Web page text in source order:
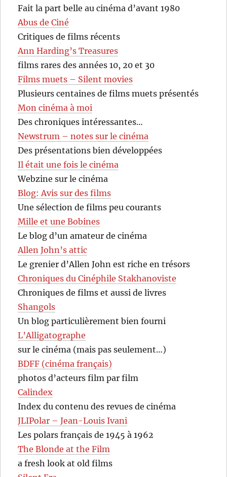
Fait la part belle au cinéma d’avant 1980
Abus de Ciné
Critiques de films récents
Ann Harding’s Treasures
films rares des années 10, 20 et 30
Films muets – Silent movies
Plusieurs centaines de films muets présentés
Mon cinéma à moi
Des chroniques intéressantes…
Newstrum – notes sur le cinéma
Des présentations bien développées
Il était une fois le cinéma
Webzine sur le cinéma
Blog: Avis sur des films
Une sélection de films peu courants
Mille et une Bobines
Le blog d’un amateur de cinéma
Allen John’s attic
Le grenier d’Allen John est riche en trésors
Chroniques du Cinéphile Stakhanoviste
Chroniques de films et aussi de livres
Shangols
Un blog particulièrement bien fourni
L’Alligatographe
sur le cinéma (mais pas seulement…)
BDFF (cinéma français)
photos d’acteurs film par film
Calindex
Index du contenu des revues de cinéma
JLIPolar – Jean-Louis Ivani
Les polars français de 1945 à 1962
The Blonde at the Film
a fresh look at old films